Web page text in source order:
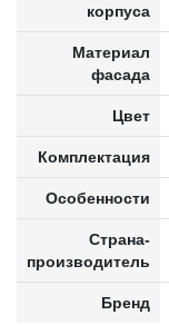
корпуса
Материал
фасада
Цвет
Комплектация
Особенности
Страна-
производитель
Бренд